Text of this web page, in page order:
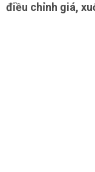
điều chỉnh giá,